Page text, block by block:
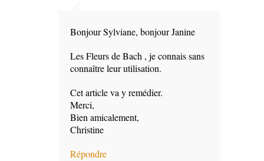
Bonjour Sylviane, bonjour Janine
Les Fleurs de Bach , je connais sans
connaître leur utilisation.
Cet article va y remédier.
Merci,
Bien amicalement,
Christine
Répondre